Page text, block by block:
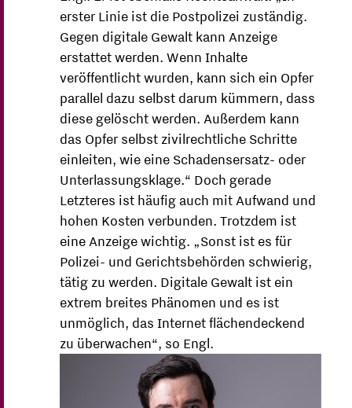
erster Linie ist die Postpolizei zuständig.
Gegen digitale Gewalt kann Anzeige
erstattet werden. Wenn Inhalte
veröffentlicht wurden, kann sich ein Opfer
parallel dazu selbst darum kümmern, dass
diese gelöscht werden. Außerdem kann
das Opfer selbst zivilrechtliche Schritte
einleiten, wie eine Schadensersatz- oder
Unterlassungsklage.“ Doch gerade
Letzteres ist häufig auch mit Aufwand und
hohen Kosten verbunden. Trotzdem ist
eine Anzeige wichtig. „Sonst ist es für
Polizei- und Gerichtsbehörden schwierig,
tätig zu werden. Digitale Gewalt ist ein
extrem breites Phänomen und es ist
unmöglich, das Internet flächendeckend
zu überwachen“, so Engl.